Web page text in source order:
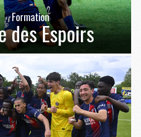
Formation
des Espoirs